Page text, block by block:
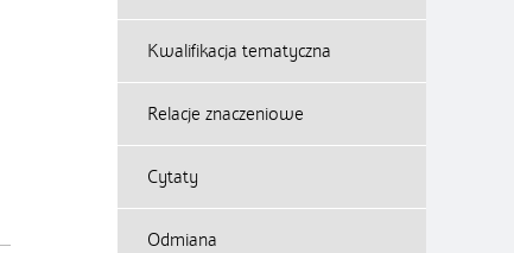
Kwalifikacja tematyczna
Relacje znaczeniowe
Cytaty
Odmiana